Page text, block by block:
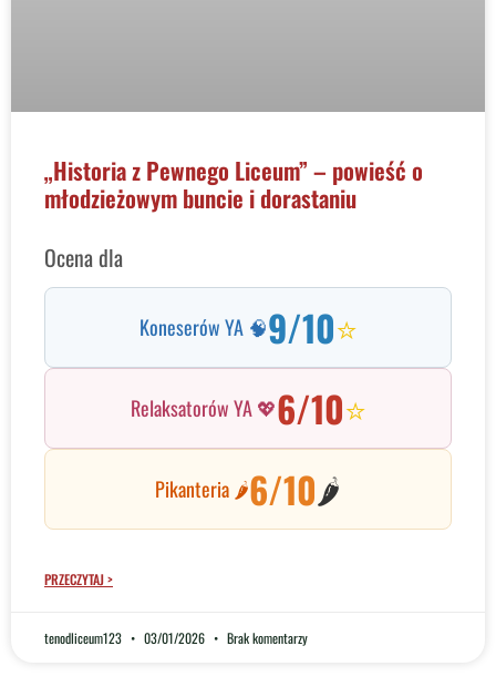
„Historia z Pewnego Liceum” – powieść o
młodzieżowym buncie i dorastaniu
Ocena dla
Koneserów YA 🧠9/10⭐
Relaksatorów YA 💖6/10⭐
Pikanteria 🌶️6/10🌶️
PRZECZYTAJ >
tenodliceum123 03/01/2026 Brak komentarzy